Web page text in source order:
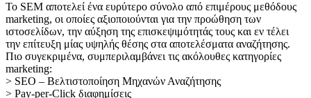
Το SEM αποτελεί ένα ευρύτερο σύνολο από επιμέρους μεθόδους
marketing, οι οποίες αξιοποιούνται για την προώθηση των
ιστοσελίδων, την αύξηση της επισκεψιμότητάς τους και εν τέλει
την επίτευξη μίας υψηλής θέσης στα αποτελέσματα αναζήτησης.
Πιο συγεκριμένα, συμπεριλαμβάνει τις ακόλουθες κατηγορίες
marketing:
> SEO – Βελτιστοποίηση Μηχανών Αναζήτησης
> Pay-per-Click διαφημίσεις